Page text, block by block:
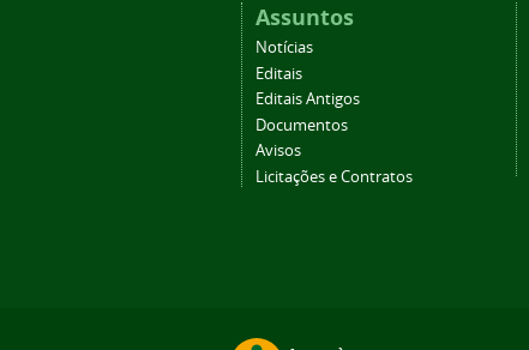
Assuntos
Notícias
Editais
Editais Antigos
Documentos
Avisos
Licitações e Contratos